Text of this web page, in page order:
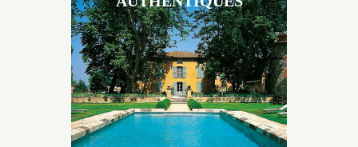
Les piscines en béton authentiques Jacques Brens se
démarquent par la noblesse des matériaux
utilisés pour garder un aspect ancien, retrouver une
patine naturelle ou créer un ornement de pierres de
taille.